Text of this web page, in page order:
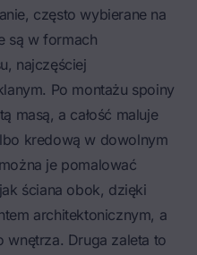
często wybierane na
są w formach
najczęściej
Po montażu spoiny
masą, a całość maluje
kredową w dowolnym
je pomalować
ściana obok, dzięki
architektonicznym, a
wnętrza. Druga zaleta to